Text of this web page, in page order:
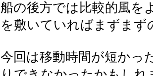
船の後方では比較的風を
を敷いていればまずまず
今回は移動時間が短かっ